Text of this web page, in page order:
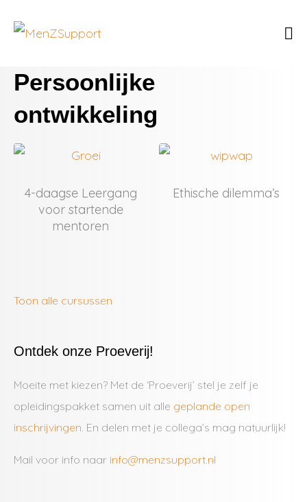
Persoonlijke
ontwikkeling
4-daagse Leergang
voor startende
mentoren
Ethische dilemma’s
Toon alle cursussen
Ontdek onze Proeverij!
Moeite met kiezen? Met de ‘Proeverij’ stel je zelf je
opleidingspakket samen uit alle geplande open
inschrijvingen. En delen met je collega’s mag natuurlijk!
Mail voor info naar info@menzsupport.nl